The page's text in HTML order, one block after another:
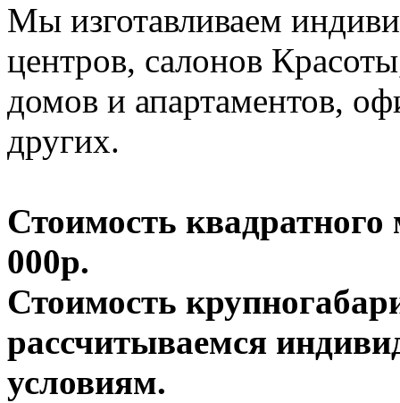
Мы изготавливаем
центров, салонов
домов и апартаментов,
других.
Стоимость квадратного
000р.
Стоимость
рассчитываемся
условиям.